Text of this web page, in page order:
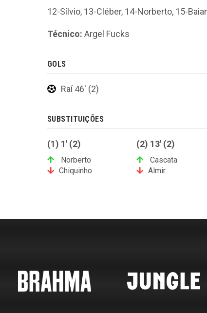
12-Sílvio, 13-Cléber, 14-Norberto, 15-
Técnico: Argel Fucks
GOLS
Raí 46' (2)
SUBSTITUIÇÕES
(1) 1' (2)
Norberto
Chiquinho
(2) 13' (2)
Cascata
Almir